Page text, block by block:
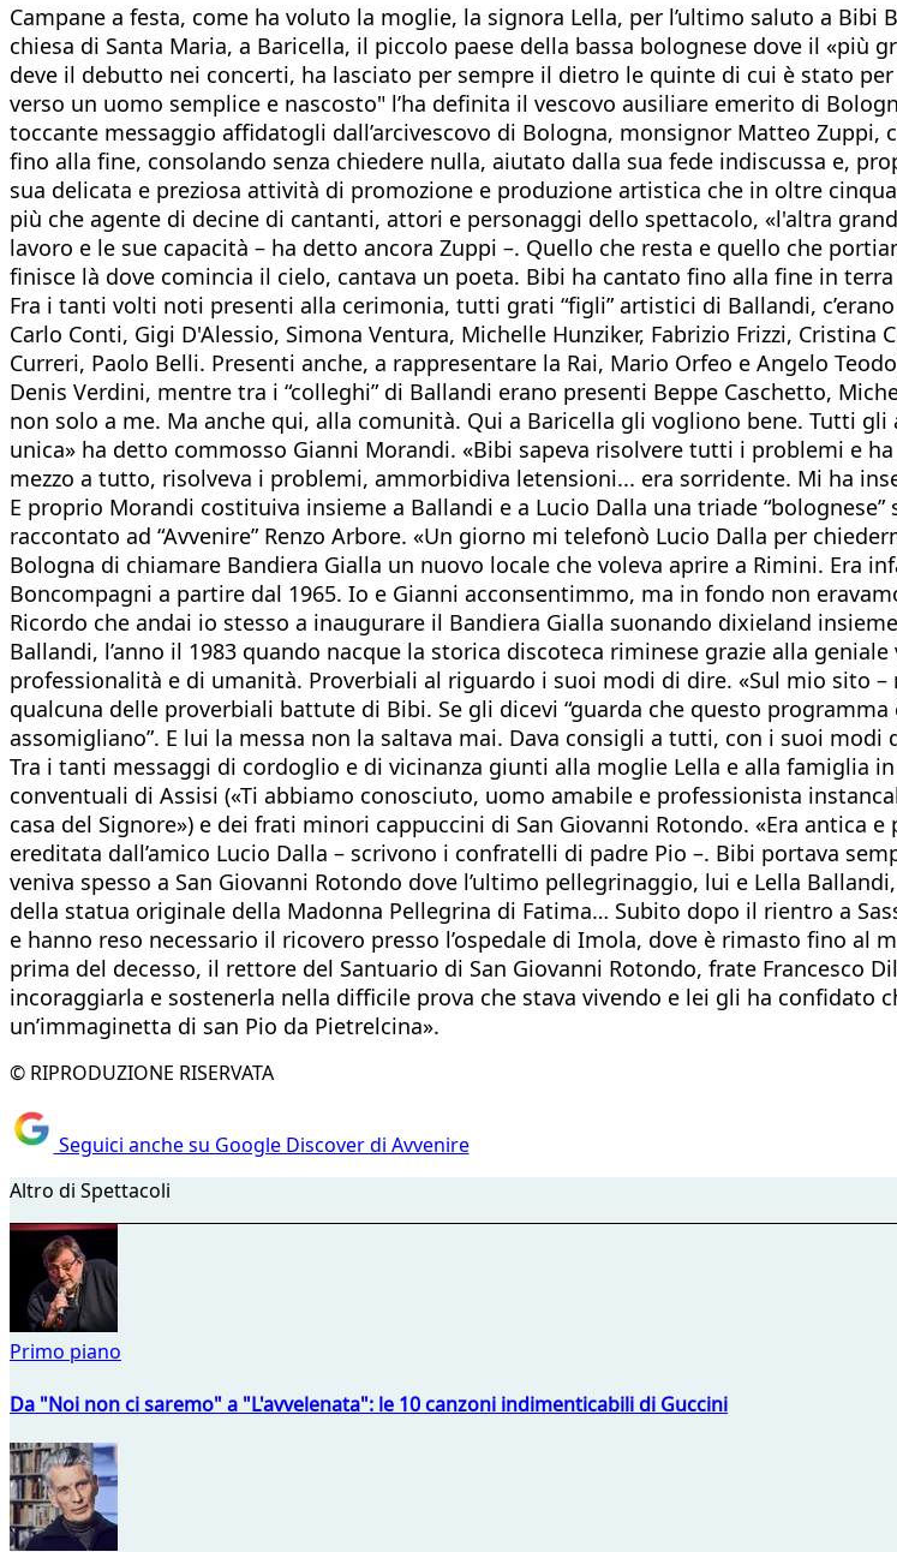
Campane a festa, come ha voluto la moglie, la signora Lella, per l’ultimo saluto a
chiesa di Santa Maria, a Baricella, il piccolo paese della bassa bolognese dove il
deve il debutto nei concerti, ha lasciato per sempre il dietro le quinte di cui è stato
verso un uomo semplice e nascosto" l’ha definita il vescovo ausiliare emerito di
toccante messaggio affidatogli dall’arcivescovo di Bologna, monsignor Matteo
fino alla fine, consolando senza chiedere nulla, aiutato dalla sua fede indiscussa e,
sua delicata e preziosa attività di promozione e produzione artistica che in oltre
più che agente di decine di cantanti, attori e personaggi dello spettacolo, «l'altra
lavoro e le sue capacità – ha detto ancora Zuppi –. Quello che resta e quello che
finisce là dove comincia il cielo, cantava un poeta. Bibi ha cantato fino alla fine in
Fra i tanti volti noti presenti alla cerimonia, tutti grati “figli” artistici di Ballandi,
Carlo Conti, Gigi D'Alessio, Simona Ventura, Michelle Hunziker, Fabrizio Frizzi,
Curreri, Paolo Belli. Presenti anche, a rappresentare la Rai, Mario Orfeo e Angelo
Denis Verdini, mentre tra i “colleghi” di Ballandi erano presenti Beppe Caschetto,
non solo a me. Ma anche qui, alla comunità. Qui a Baricella gli vogliono bene. Tutti
unica» ha detto commosso Gianni Morandi. «Bibi sapeva risolvere tutti i problemi e
mezzo a tutto, risolveva i problemi, ammorbidiva letensioni... era sorridente. Mi ha
E proprio Morandi costituiva insieme a Ballandi e a Lucio Dalla una triade
raccontato ad “Avvenire” Renzo Arbore. «Un giorno mi telefonò Lucio Dalla per
Bologna di chiamare Bandiera Gialla un nuovo locale che voleva aprire a Rimini.
Boncompagni a partire dal 1965. Io e Gianni acconsentimmo, ma in fondo non
Ricordo che andai io stesso a inaugurare il Bandiera Gialla suonando dixieland
Ballandi, l’anno il 1983 quando nacque la storica discoteca riminese grazie alla
professionalità e di umanità. Proverbiali al riguardo i suoi modi di dire. «Sul mio sito –
qualcuna delle proverbiali battute di Bibi. Se gli dicevi “guarda che questo programma
assomigliano”. E lui la messa non la saltava mai. Dava consigli a tutti, con i suoi modi
Tra i tanti messaggi di cordoglio e di vicinanza giunti alla moglie Lella e alla
conventuali di Assisi («Ti abbiamo conosciuto, uomo amabile e professionista
casa del Signore») e dei frati minori cappuccini di San Giovanni Rotondo. «Era antica
ereditata dall’amico Lucio Dalla – scrivono i confratelli di padre Pio –. Bibi portava
veniva spesso a San Giovanni Rotondo dove l’ultimo pellegrinaggio, lui e Lella
della statua originale della Madonna Pellegrina di Fatima… Subito dopo il rientro a
e hanno reso necessario il ricovero presso l’ospedale di Imola, dove è rimasto fino
prima del decesso, il rettore del Santuario di San Giovanni Rotondo, frate Francesco
incoraggiarla e sostenerla nella difficile prova che stava vivendo e lei gli ha
un’immaginetta di san Pio da Pietrelcina».
© RIPRODUZIONE RISERVATA
Seguici anche su Google Discover di Avvenire
Altro di Spettacoli
Primo piano
Da "Noi non ci saremo" a "L'avvelenata": le 10 canzoni indimenticabili di Guccini